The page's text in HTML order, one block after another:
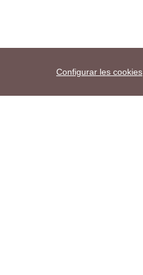
Configurar les cookies